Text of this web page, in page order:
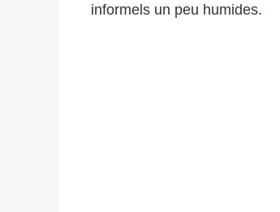
informels un peu humides.